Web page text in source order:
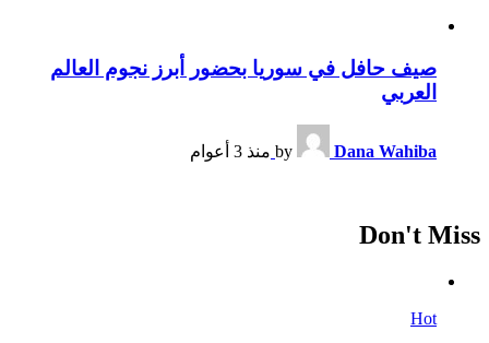
صيف حافل في سوريا بحضور أبرز نجوم العالم
العربي
by Dana Wahiba منذ 3 أعوام
Don't Miss
Hot